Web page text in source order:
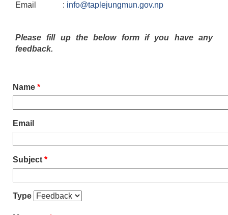
Email : info@taplejungmun.gov.np
Please fill up the below form if you have any
feedback.
Name *
Email
Subject *
Type